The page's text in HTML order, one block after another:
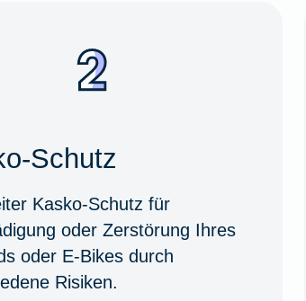
Schutz
Kasko-Schutz für
oder Zerstörung Ihres
oder E-Bikes durch
Risiken.